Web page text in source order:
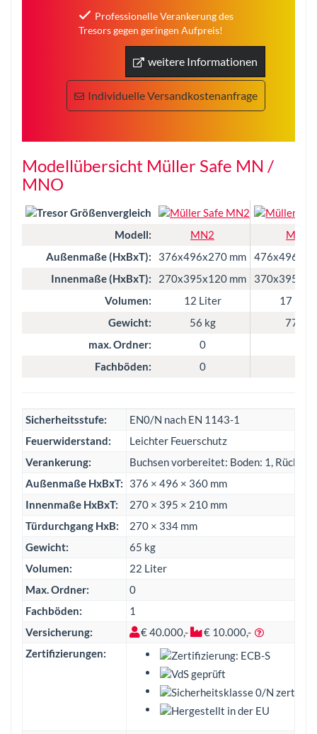
Professionelle Verankerung des
Tresors gegen geringen Aufpreis!
weitere Informationen
Individuelle Versandkostenanfrage
Modellübersicht Müller Safe MN /
MNO
Modell:
Außenmaße (HxBxT):
Innenmaße (HxBxT):
Volumen:
Gewicht:
max. Ordner:
Fachböden:
MN2
MN3
376x496x270 mm
270x395x120 mm
12 Liter
17 Liter
56 kg
77 kg
0
0
Sicherheitsstufe:
EN0/N nach EN 1143-1
Feuerwiderstand:
Leichter Feuerschutz
Verankerung:
Buchsen vorbereitet: Boden: 1,
Außenmaße HxBxT:
376 × 496 × 360 mm
Innenmaße HxBxT:
270 × 395 × 210 mm
Türdurchgang HxB:
270 × 334 mm
Gewicht:
65 kg
Volumen:
22 Liter
Max. Ordner:
0
Fachböden:
1
Versicherung:
€ 40.000,-
€ 10.000,-
Zertifizierungen: